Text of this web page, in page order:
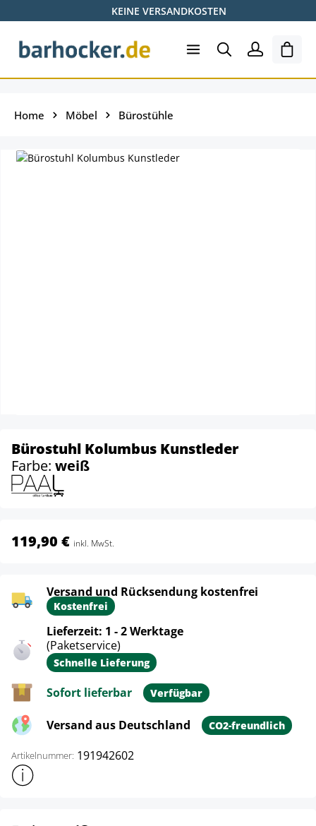
Zum Hauptinhalt springenKEINE VERSANDKOSTEN
Home Möbel Bürostühle
Bürostuhl Kolumbus Kunstleder
Farbe: weiß
119,90 € inkl. MwSt.
Versand und Rücksendung kostenfrei
Kostenfrei
Lieferzeit: 1 - 2 Werktage
(Paketservice)
Schnelle Lieferung
Sofort lieferbar Verfügbar
Versand aus Deutschland CO2-freundlich
Artikelnummer: 191942602
Weitere Produktinformationen anzeigen